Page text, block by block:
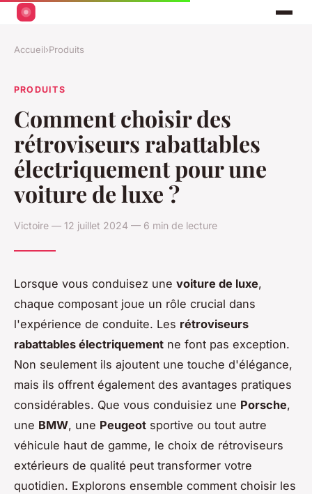
Accueil›Produits
PRODUITS
Comment choisir des
rétroviseurs rabattables
électriquement pour une
voiture de luxe ?
Victoire — 12 juillet 2024 — 6 min de lecture
Lorsque vous conduisez une voiture de luxe,
chaque composant joue un rôle crucial dans
l'expérience de conduite. Les rétroviseurs
rabattables électriquement ne font pas exception.
Non seulement ils ajoutent une touche d'élégance,
mais ils offrent également des avantages pratiques
considérables. Que vous conduisiez une Porsche,
une BMW, une Peugeot sportive ou tout autre
véhicule haut de gamme, le choix de rétroviseurs
extérieurs de qualité peut transformer votre
quotidien. Explorons ensemble comment choisir les